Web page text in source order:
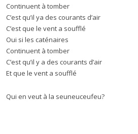
Continuent à tomber
C’est qu’il ya des courants d’air
C’est que le vent a soufflé
Oui si les caténaires
Continuent à tomber
C’est qu’il y a des courants d’air
Et que le vent a soufflé
Qui en veut à la seuneuceufeu?